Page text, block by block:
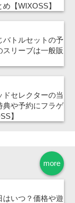
【WIXOSS】
バトルセットの予
リーブは一般販
セレクターの当
典や予約にフラゲ
】
more
はいつ？価格や遊